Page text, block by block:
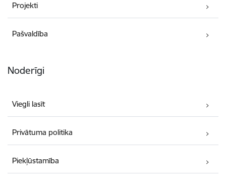
Projekti
Pašvaldība
Noderīgi
Viegli lasīt
Privātuma politika
Piekļūstamība